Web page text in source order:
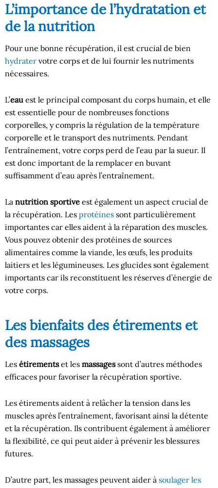
L’importance de l’hydratation et
de la nutrition
Pour une bonne récupération, il est crucial de bien
hydrater votre corps et de lui fournir les nutriments
nécessaires.
L’eau est le principal composant du corps humain, et elle
est essentielle pour de nombreuses fonctions
corporelles, y compris la régulation de la température
corporelle et le transport des nutriments. Pendant
l’entraînement, votre corps perd de l’eau par la sueur. Il
est donc important de la remplacer en buvant
suffisamment d’eau après l’entraînement.
La nutrition sportive est également un aspect crucial de
la récupération. Les protéines sont particulièrement
importantes car elles aident à la réparation des muscles.
Vous pouvez obtenir des protéines de sources
alimentaires comme la viande, les œufs, les produits
laitiers et les légumineuses. Les glucides sont également
importants car ils reconstituent les réserves d’énergie de
votre corps.
Les bienfaits des étirements et
des massages
Les étirementset les massagessont d’autres méthodes
efficaces pour favoriser la récupération sportive.
Les étirements aident à relâcher la tension dans les
muscles après l’entraînement, favorisant ainsi la détente
et la récupération. Ils contribuent également à améliorer
la flexibilité, ce qui peut aider à prévenir les blessures
futures.
D’autre part, les massages peuvent aider à soulager les